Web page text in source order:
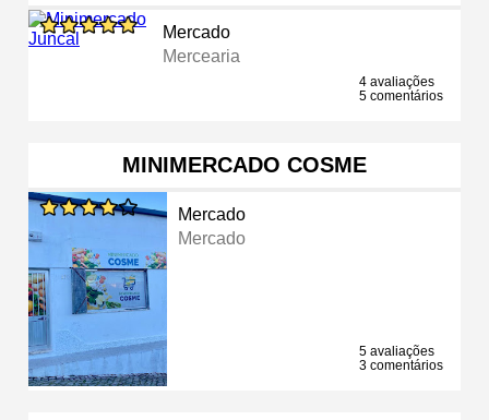
Mercado
Mercearia
4 avaliações
5 comentários
MINIMERCADO COSME
Mercado
Mercado
5 avaliações
3 comentários